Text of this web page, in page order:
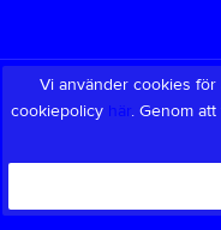
Vi använder cookies
cookiepolicy här. Genom